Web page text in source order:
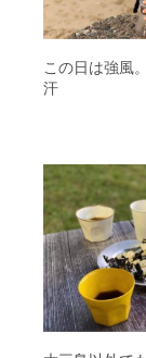
この日は強風
汗